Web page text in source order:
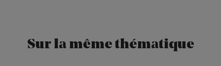
Sur la même thématique